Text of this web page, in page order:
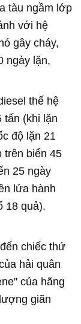
tàu ngầm lớp
với hệ
gây cháy,
ngày lặn,
thế hệ
(khi lặn
độ lặn 21
trên biển 45
25 ngày
lửa hành
18 quả).
chiếc thứ
hải quân
của hãng
giãn